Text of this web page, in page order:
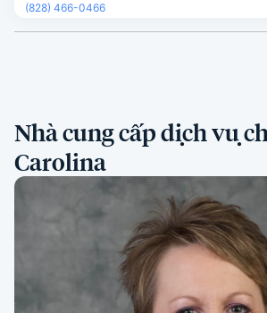
(828) 466-0466
Nhà cung cấp dịch vụ
Carolina